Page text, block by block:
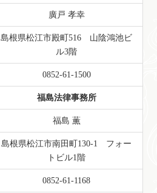
廣戸 孝幸
島根県松江市殿町516 山陰鴻池ビ
ル3階
0852-61-1500
福島法律事務所
福島 薫
島根県松江市南田町130-1 フォー
トビル1階
0852-61-1168